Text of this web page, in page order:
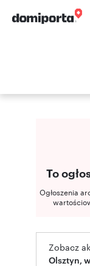
To
Ogłoszenia
Zobacz
Olsztyn,